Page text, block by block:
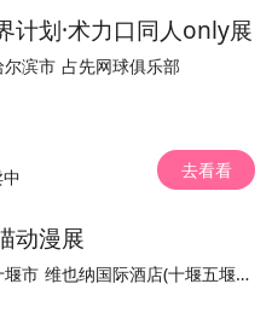
续由主办方负责。
束
计划·术力口同人only展
尔滨市 占先网球俱乐部
去看看
动漫展
堰市 维也纳国际酒店(十堰五堰步行街店)